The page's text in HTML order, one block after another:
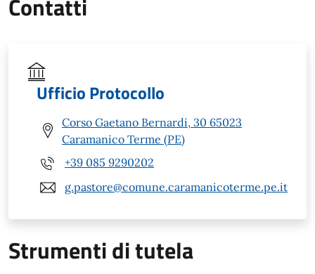
Ufficio Protocollo
Corso Gaetano Bernardi, 30 65023
Caramanico Terme (PE)
+39 085 9290202
g.pastore@comune.caramanicoterme.pe.it
Strumenti di tutela